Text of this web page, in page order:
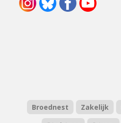
Broednest Zakelijk